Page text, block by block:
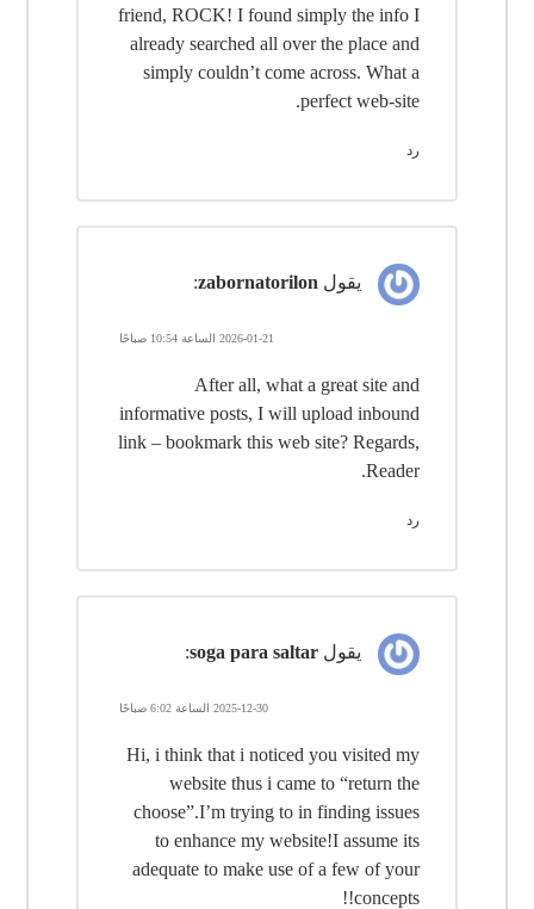
friend, ROCK! I found simply the info I
already searched all over the place and
simply couldn’t come across. What a
perfect web-site.
رد
يقول zabornatorilon
:
2026-01-21 الساعة 10:54 صباحًا
After all, what a great site and
informative posts, I will upload inbound
link – bookmark this web site? Regards,
Reader.
رد
يقول soga para saltar
:
2025-12-30 الساعة 6:02 صباحًا
Hi, i think that i noticed you visited my
website thus i came to “return the
choose”.I’m trying to in finding issues
to enhance my website!I assume its
adequate to make use of a few of your
concepts!!